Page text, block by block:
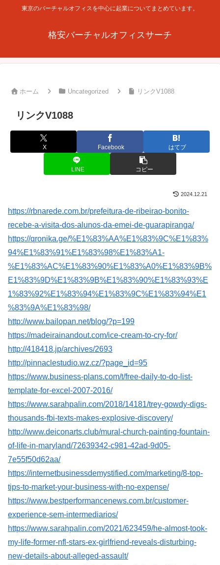
東京のバーチャルオフィスを中心に起業についてまとめています。
格安バーチャルオフィスサーチ
ホーム Uncategorized リンクV1088
リンクV1088
X Facebook はてブ
LINE コピー
2024.12.21
https://rbnarede.com.br/prefeitura-de-ribeirao-bonito-
recebe-a-visita-dos-alunos-da-emei-de-guarapiranga/
https://qronika.ge/%E1%83%AA%E1%83%9C%E1%83%
94%E1%83%91%E1%83%98%E1%83%A1-
%E1%83%AC%E1%83%90%E1%83%A0%E1%83%9B%
E1%83%9D%E1%83%9B%E1%83%90%E1%83%93%E
1%83%92%E1%83%94%E1%83%9C%E1%83%94%E1
%83%9A%E1%83%98/
http://www.bailopan.net/blog/?p=199
https://madeirainandout.com/ice-cream-to-cry-for/
http://418418.jp/archives/2693
http://pinnaclestudio.wz.cz/?page_id=95
https://www.business-plans.com/t/free-daily-to-do-list-
template-for-excel-2007-2016/
https://www.sarahpalin.com/2018/14181/trey-gowdy-digs-
thousands-fbi-texts-makes-explosive-discovery/
http://www.deiconarts.club/mural-church-painting-fountain-
of-life-in-maryland/72639342-c981-42ad-9d05-
7e55f50d62aa/
https://internetbusinessdemystified.com/marketing/8-top-
tips-to-market-your-business-with-no-expense/
https://www.bestperformancenews.com.br/customer-
experience-sem-intermediarios/
https://www.sarahpalin.com/2021/623459/he-almost-took-
my-life-former-nfl-stars-ex-girlfriend-reveals-disturbing-
new-details-about-alleged-assault/